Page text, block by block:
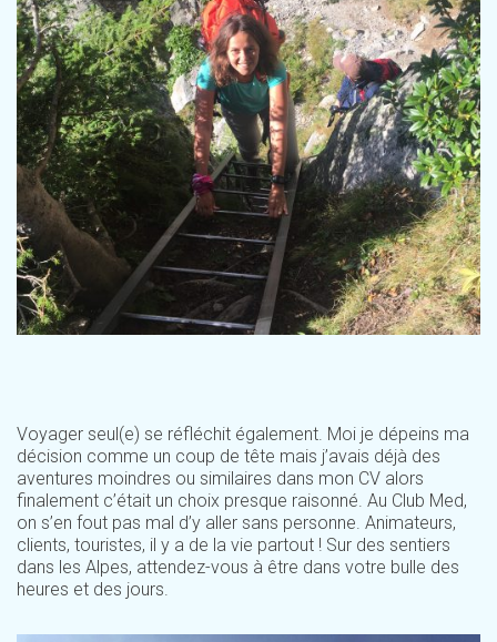
Voyager seul(e) se réfléchit également. Moi je dépeins ma
décision comme un coup de tête mais j’avais déjà des
aventures moindres ou similaires dans mon CV alors
finalement c’était un choix presque raisonné. Au Club Med,
on s’en fout pas mal d’y aller sans personne. Animateurs,
clients, touristes, il y a de la vie partout ! Sur des sentiers
dans les Alpes, attendez-vous à être dans votre bulle des
heures et des jours.